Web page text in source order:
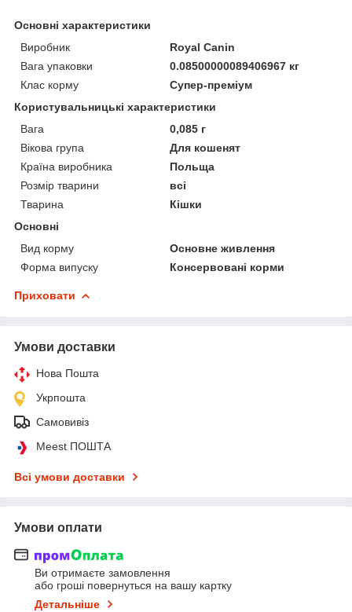
Основні характеристики
Виробник
Royal Canin
Вага упаковки
0.08500000089406967 кг
Клас корму
Супер-преміум
Користувальницькі характеристики
Вага
0,085 г
Вікова група
Для кошенят
Країна виробника
Польща
Розмір тварини
всі
Тварина
Кішки
Основні
Вид корму
Основне живлення
Форма випуску
Консервовані корми
Приховати
Умови доставки
Нова Пошта
Укрпошта
Самовивіз
Meest ПОШТА
Всі умови доставки
Умови оплати
Ви отримаєте замовлення
або гроші повернуться на вашу картку
Детальніше